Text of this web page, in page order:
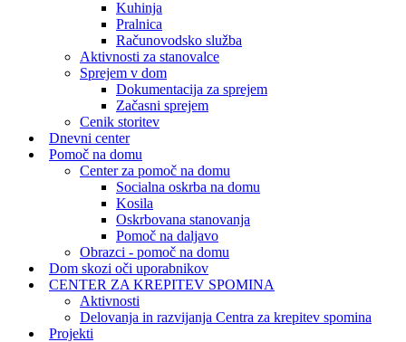
Kuhinja
Pralnica
Računovodsko služba
Aktivnosti za stanovalce
Sprejem v dom
Dokumentacija za sprejem
Začasni sprejem
Cenik storitev
Dnevni center
Pomoč na domu
Center za pomoč na domu
Socialna oskrba na domu
Kosila
Oskrbovana stanovanja
Pomoč na daljavo
Obrazci - pomoč na domu
Dom skozi oči uporabnikov
CENTER ZA KREPITEV SPOMINA
Aktivnosti
Delovanja in razvijanja Centra za krepitev spomina
Projekti